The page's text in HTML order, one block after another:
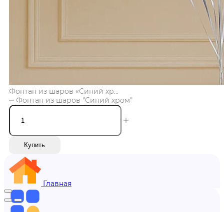
Фонтан из шаров «Синий хр...
Фонтан из шаров "Синий хром"
Купить
Главная